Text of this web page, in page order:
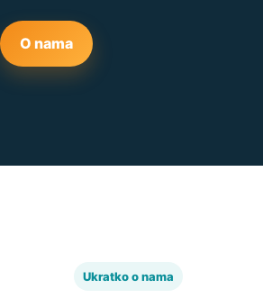
O nama
Ukratko o nama